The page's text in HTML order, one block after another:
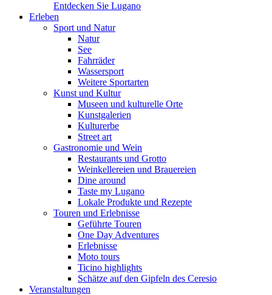
Entdecken Sie Lugano
Erleben
Sport und Natur
Natur
See
Fahrräder
Wassersport
Weitere Sportarten
Kunst und Kultur
Museen und kulturelle Orte
Kunstgalerien
Kulturerbe
Street art
Gastronomie und Wein
Restaurants und Grotto
Weinkellereien und Brauereien
Dine around
Taste my Lugano
Lokale Produkte und Rezepte
Touren und Erlebnisse
Geführte Touren
One Day Adventures
Erlebnisse
Moto tours
Ticino highlights
Schätze auf den Gipfeln des Ceresio
Veranstaltungen